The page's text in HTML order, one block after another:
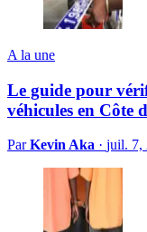
A la une
Le guide pour
véhicules en Côte
ParKevin Aka · juil. 7,